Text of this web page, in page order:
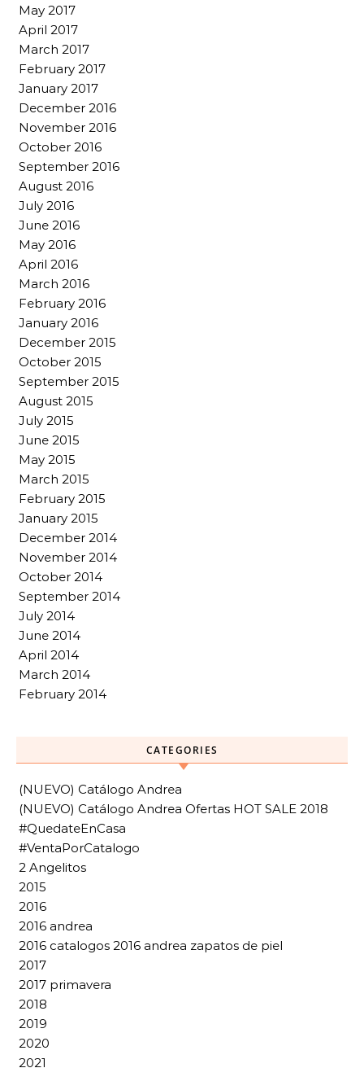
May 2017
April 2017
March 2017
February 2017
January 2017
December 2016
November 2016
October 2016
September 2016
August 2016
July 2016
June 2016
May 2016
April 2016
March 2016
February 2016
January 2016
December 2015
October 2015
September 2015
August 2015
July 2015
June 2015
May 2015
March 2015
February 2015
January 2015
December 2014
November 2014
October 2014
September 2014
July 2014
June 2014
April 2014
March 2014
February 2014
CATEGORIES
(NUEVO) Catálogo Andrea
(NUEVO) Catálogo Andrea Ofertas HOT SALE 2018
#QuedateEnCasa
#VentaPorCatalogo
2 Angelitos
2015
2016
2016 andrea
2016 catalogos 2016 andrea zapatos de piel
2017
2017 primavera
2018
2019
2020
2021